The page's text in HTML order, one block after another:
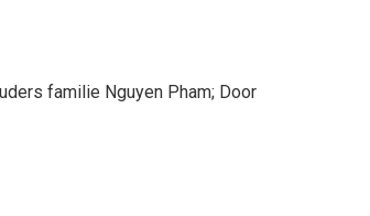
familie Nguyen Pham; Door